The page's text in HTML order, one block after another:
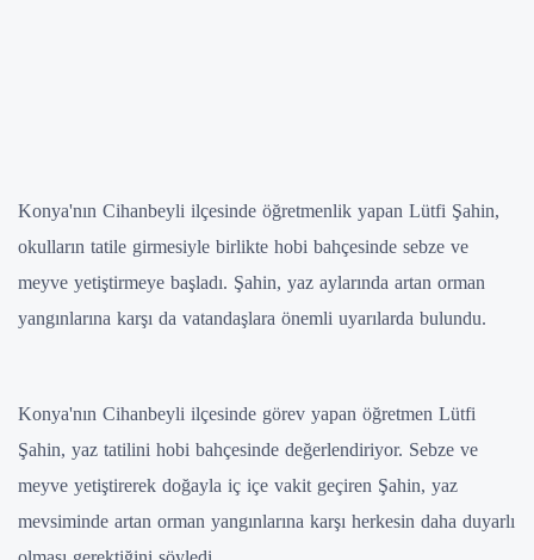
Konya'nın Cihanbeyli ilçesinde öğretmenlik yapan Lütfi Şahin,
okulların tatile girmesiyle birlikte hobi bahçesinde sebze ve
meyve yetiştirmeye başladı. Şahin, yaz aylarında artan orman
yangınlarına karşı da vatandaşlara önemli uyarılarda bulundu.
Konya'nın Cihanbeyli ilçesinde görev yapan öğretmen Lütfi
Şahin, yaz tatilini hobi bahçesinde değerlendiriyor. Sebze ve
meyve yetiştirerek doğayla iç içe vakit geçiren Şahin, yaz
mevsiminde artan orman yangınlarına karşı herkesin daha duyarlı